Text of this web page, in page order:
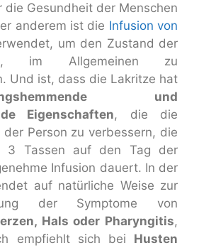
die Gesundheit der Menschen
anderem ist die Infusion von
um den Zustand der
im Allgemeinen zu
Und ist, dass die Lakritze hat
und
Eigenschaften, die die
der Person zu verbessern, die
3 Tassen auf den Tag der
Infusion dauert. In der
auf natürliche Weise zur
der Symptome von
Hals oder Pharyngitis,
empfiehlt sich bei Husten